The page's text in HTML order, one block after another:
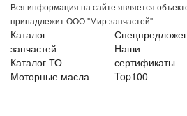
Вся информация на сайте является
принадлежит ООО "Мир запчастей"
Каталог
запчастей
Каталог ТО
Моторные масла
Наши
сертификаты
Top100